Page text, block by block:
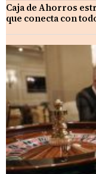
Caja de Ahorros
que conecta con